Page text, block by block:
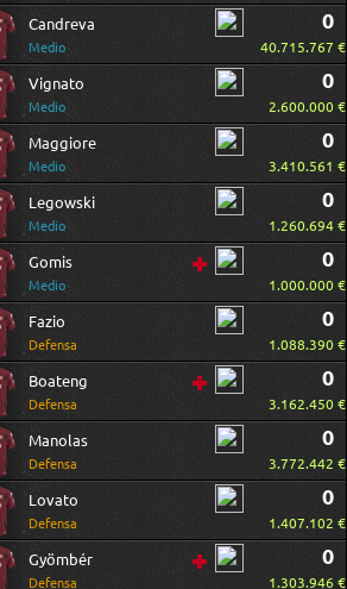
Candreva
Medio
0
40.715.767 €
Vignato
Medio
0
2.600.000 €
Maggiore
Medio
0
3.410.561 €
Legowski
Medio
0
1.260.694 €
Gomis
Medio
0
1.000.000 €
Fazio
Defensa
0
1.088.390 €
Boateng
Defensa
0
3.162.450 €
Manolas
Defensa
0
3.772.442 €
Lovato
Defensa
0
1.407.102 €
Gyömbér
Defensa
0
1.303.946 €